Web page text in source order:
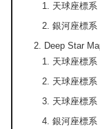
天球座標
銀河座標
Deep Star
天球座標
天球座標
天球座標
銀河座標